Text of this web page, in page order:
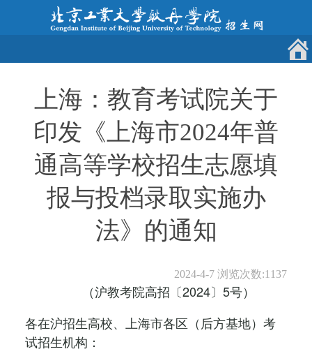
上海：教育考试院关于
印发《上海市2024年普
通高等学校招生志愿填
报与投档录取实施办
法》的通知
2024-4-7浏览次数:1137
（沪教考院高招〔2024〕5号）
各在沪招生高校、上海市各区（后方基地）考
试招生机构：